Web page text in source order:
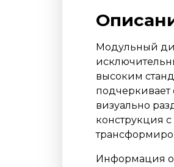
Модульный
высоким
подчеркивает
визуально
конструкция
Информация о